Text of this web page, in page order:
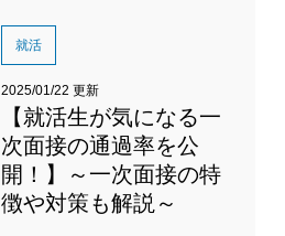
就活
2025/01/22 更新
【就活生が気になる一
次面接の通過率を公
開！】～一次面接の特
徴や対策も解説～